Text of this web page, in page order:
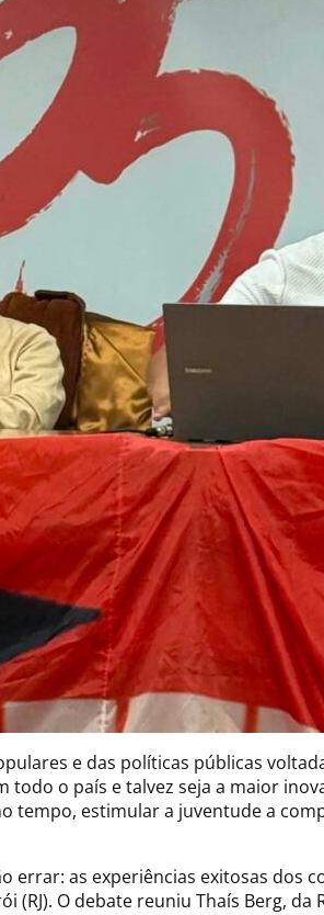
e das políticas públicas
o país e talvez seja a maior
tempo, estimular a juventude a
as experiências exitosas dos
O debate reuniu Thaís Berg, da